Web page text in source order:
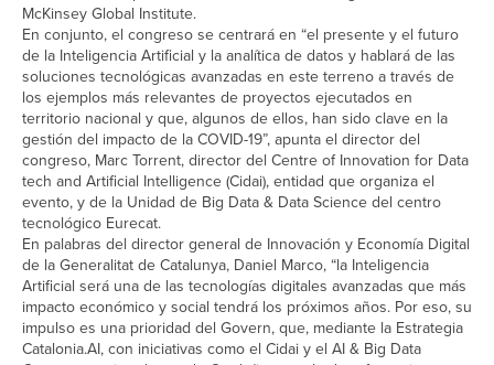
McKinsey Global Institute.
En conjunto, el congreso se centrará en “el presente y el futuro
de la Inteligencia Artificial y la analítica de datos y hablará de las
soluciones tecnológicas avanzadas en este terreno a través de
los ejemplos más relevantes de proyectos ejecutados en
territorio nacional y que, algunos de ellos, han sido clave en la
gestión del impacto de la COVID-19”, apunta el director del
congreso, Marc Torrent, director del Centre of Innovation for Data
tech and Artificial Intelligence (Cidai), entidad que organiza el
evento, y de la Unidad de Big Data & Data Science del centro
tecnológico Eurecat.
En palabras del director general de Innovación y Economía Digital
de la Generalitat de Catalunya, Daniel Marco, “la Inteligencia
Artificial será una de las tecnologías digitales avanzadas que más
impacto económico y social tendrá los próximos años. Por eso, su
impulso es una prioridad del Govern, que, mediante la Estrategia
Catalonia.AI, con iniciativas como el Cidai y el AI & Big Data